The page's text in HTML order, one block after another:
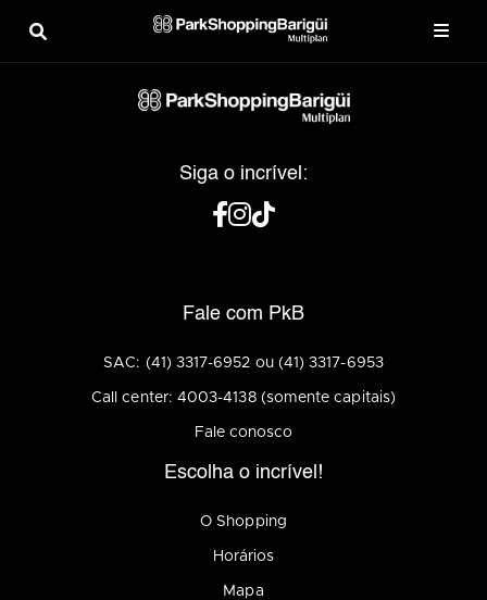
Siga o incrível:
Fale com PkB
SAC: (41) 3317-6952 ou (41) 3317-6953
Call center: 4003-4138 (somente capitais)
Fale conosco
Escolha o incrível!
O Shopping
Horários
Mapa